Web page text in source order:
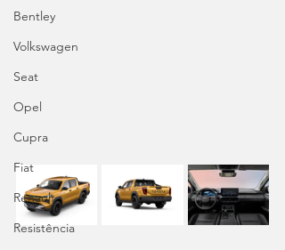
Bentley
Volkswagen
Seat
Opel
Cupra
Fiat
Renault
Resistência